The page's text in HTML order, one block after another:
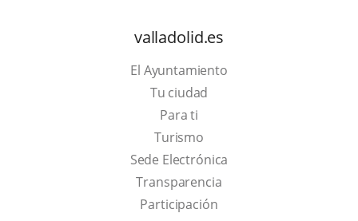
valladolid.es
El Ayuntamiento
Tu ciudad
Para ti
TurismoThis
link
will
open
Sede Electrónica
Transparencia
Participación